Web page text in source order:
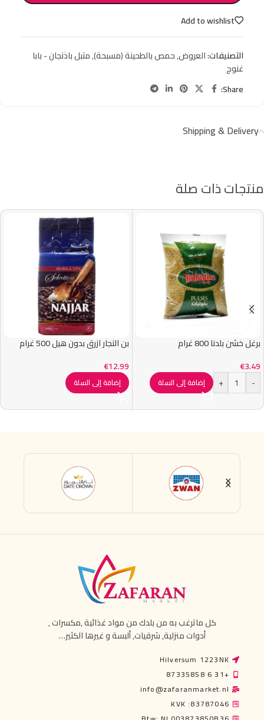
Add to wishlist
التصنيفات:العروض,حمص بالطحينة (مسبحة),متبل باذنجان - بابا
غنوج
Share:
Shipping & Delivery
منتجات ذات صلة
برغل خشن بلدنا 800 غرام
€3.49
-
+ إضافة إلى السلة
بن النجار ازرق بدون هيل 500 غرام
€12.99
إضافة إلى السلة
كل ماترغب به من بلدك من مواد غذائية ,مكسرات ,
أدوات منزلية, شرقيات, ألبسة و غيرها الكثير…
Hilversum 1223NK
+31 6 87335858
info@zafaranmarket.nl
KVK :83787046